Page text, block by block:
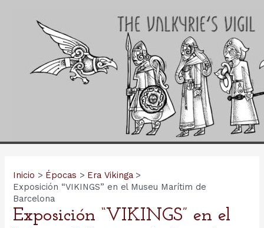
Inicio Épocas
Era Vikinga
Exposición “VIKINGS” en el Museu Marítim de
Barcelona
Exposición “VIKINGS” en el